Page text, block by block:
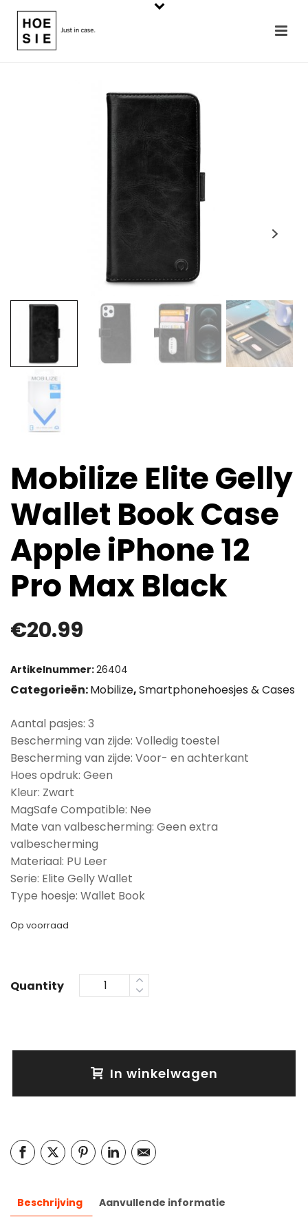
Mobilize Elite Gelly
Wallet Book Case
Apple iPhone 12
Pro Max Black
€20.99
Artikelnummer:26404
Categorieën:Mobilize,Smartphonehoesjes & Cases
Aantal pasjes: 3
Bescherming van zijde: Volledig toestel
Bescherming van zijde: Voor- en achterkant
Hoes opdruk: Geen
Kleur: Zwart
MagSafe Compatible: Nee
Mate van valbescherming: Geen extra
valbescherming
Materiaal: PU Leer
Serie: Elite Gelly Wallet
Type hoesje: Wallet Book
Op voorraad
Quantity
In winkelwagen
Beschrijving
Aanvullende informatie